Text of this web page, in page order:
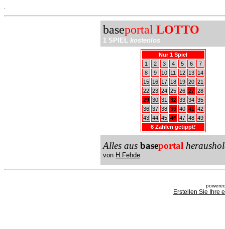
baseportal LOTTO
1 SPIEL kostenlos
Nur 1 Spiel
1
2 3 4 5 6
7
8
9 10 11 12 13
14
15
16 17 18 19 20 21
22 23 24 25 26 27 28
29 30 31 32 33 34 35
36 37 38 39 40 41 42
43 44 45 46 47 48 49
6 Zahlen getippt!
Alles aus baseportal
von H.Fehde
Erstellen Sie Ihre